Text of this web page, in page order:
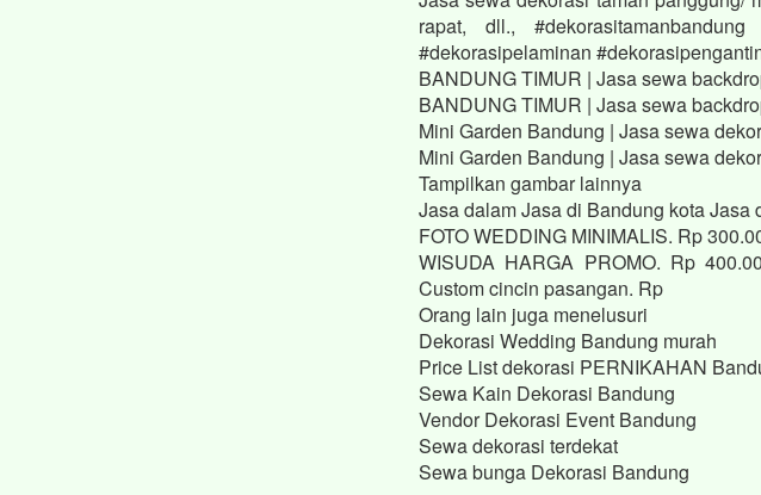
rapat, dll.,
#dekorasipelaminan
BANDUNG TIMUR | Jasa sewa
BANDUNG TIMUR | Jasa sewa
Mini Garden Bandung | Jasa sewa
Mini Garden Bandung | Jasa sewa
Tampilkan gambar lainnya
Jasa dalam Jasa di Bandung kota Jasa
FOTO WEDDING MINIMALIS. Rp
WISUDA HARGA PROMO. Rp
Custom cincin pasangan. Rp
Orang lain juga menelusuri
Dekorasi Wedding Bandung murah
Price List dekorasi PERNIKAHAN
Sewa Kain Dekorasi Bandung
Vendor Dekorasi Event Bandung
Sewa dekorasi terdekat
Sewa bunga Dekorasi Bandung